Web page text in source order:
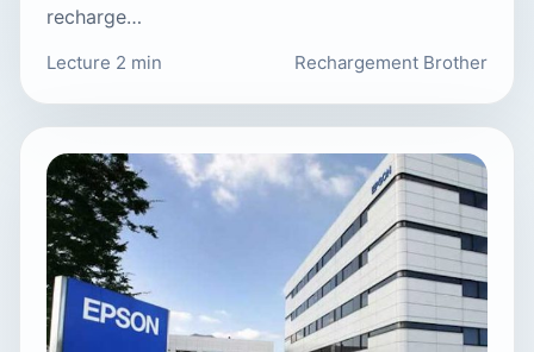
recharge…
Lecture 2 min Rechargement Brother